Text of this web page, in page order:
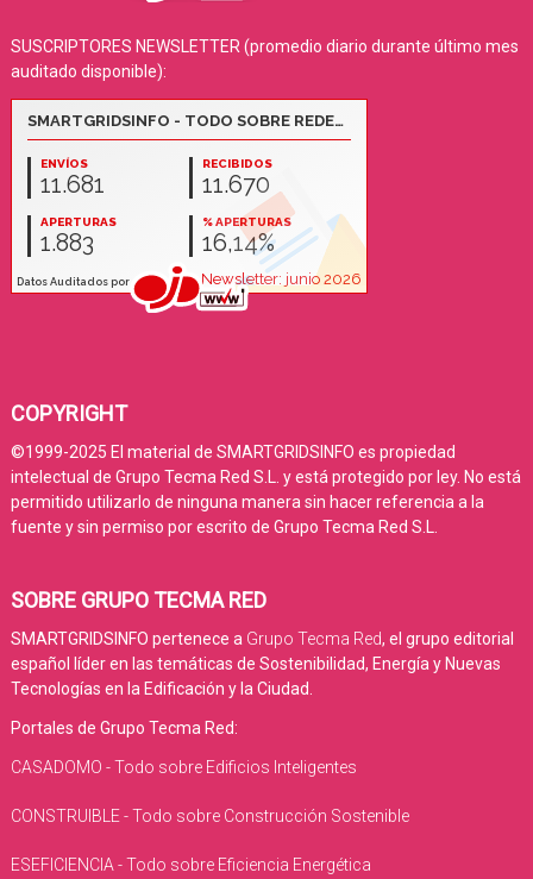
SUSCRIPTORES NEWSLETTER (promedio diario durante último mes
auditado disponible):
COPYRIGHT
©1999-2025 El material de SMARTGRIDSINFO es propiedad
intelectual de Grupo Tecma Red S.L. y está protegido por ley. No está
permitido utilizarlo de ninguna manera sin hacer referencia a la
fuente y sin permiso por escrito de Grupo Tecma Red S.L.
SOBRE GRUPO TECMA RED
SMARTGRIDSINFO pertenece a Grupo Tecma Red, el grupo editorial
español líder en las temáticas de Sostenibilidad, Energía y Nuevas
Tecnologías en la Edificación y la Ciudad.
Portales de Grupo Tecma Red:
CASADOMO - Todo sobre Edificios Inteligentes
CONSTRUIBLE - Todo sobre Construcción Sostenible
ESEFICIENCIA - Todo sobre Eficiencia Energética